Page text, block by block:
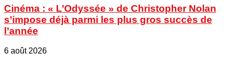
Cinéma : « L’Odyssée » de Christopher Nolan
s’impose déjà parmi les plus gros succès de
l’année
6 août 2026